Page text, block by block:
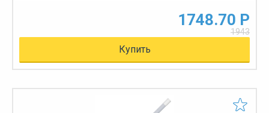
1748.70 Р
1943
Купить